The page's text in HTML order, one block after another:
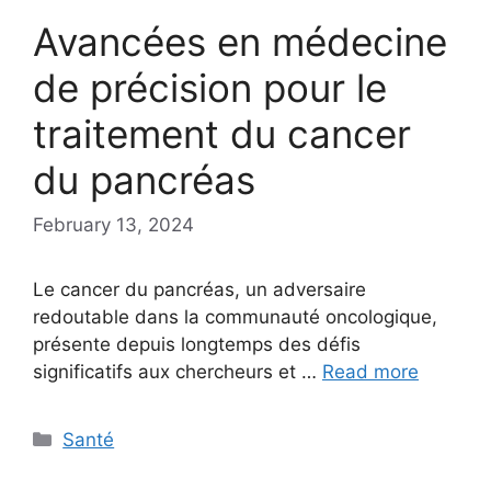
Avancées en médecine
de précision pour le
traitement du cancer
du pancréas
February 13, 2024
Le cancer du pancréas, un adversaire
redoutable dans la communauté oncologique,
présente depuis longtemps des défis
significatifs aux chercheurs et … Read more
Categories
Santé